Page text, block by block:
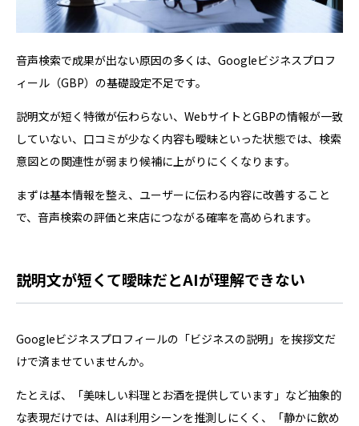
音声検索で成果が出ない原因の多くは、Googleビジネスプロフ
ィール（GBP）の基礎設定不足です。
説明文が短く特徴が伝わらない、WebサイトとGBPの情報が一致
していない、口コミが少なく内容も曖昧といった状態では、検索
意図との関連性が弱まり候補に上がりにくくなります。
まずは基本情報を整え、ユーザーに伝わる内容に改善すること
で、音声検索の評価と来店につながる確率を高められます。
説明文が短くて曖昧だとAIが理解できない
Googleビジネスプロフィールの「ビジネスの説明」を挨拶文だ
けで済ませていませんか。
たとえば、「美味しい料理とお酒を提供しています」など抽象的
な表現だけでは、AIは利用シーンを推測しにくく、「静かに飲め